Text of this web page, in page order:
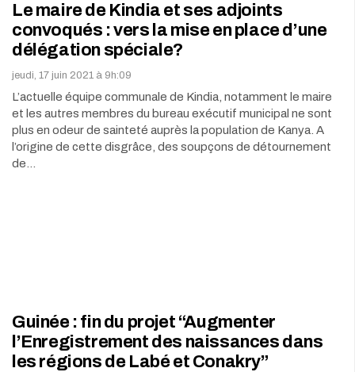
Le maire de Kindia et ses adjoints
convoqués : vers la mise en place d’une
délégation spéciale?
jeudi, 17 juin 2021 à 9h:09
L’actuelle équipe communale de Kindia, notamment le maire
et les autres membres du bureau exécutif municipal ne sont
plus en odeur de sainteté auprès la population de Kanya. A
l’origine de cette disgrâce, des soupçons de détournement
de…
Guinée : fin du projet “Augmenter
l’Enregistrement des naissances dans
les régions de Labé et Conakry”